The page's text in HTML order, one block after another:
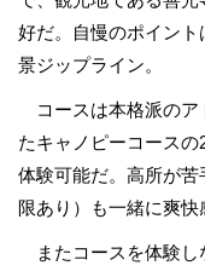
好だ。自慢のポイン
景ジップライン。
コースは本格派のア
たキャノピーコース
体験可能だ。高所が苦
限あり）も一緒に爽快
またコースを体験し